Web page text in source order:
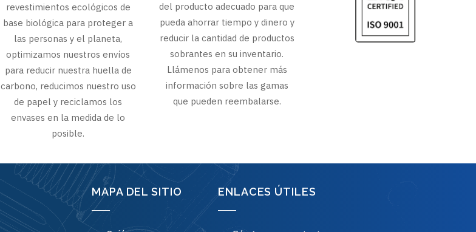
revestimientos ecológicos de
base biológica para proteger a
las personas y el planeta,
optimizamos nuestros envíos
para reducir nuestra huella de
carbono, reducimos nuestro uso
de papel y reciclamos los
envases en la medida de lo
posible.
del producto adecuado para que
pueda ahorrar tiempo y dinero y
reducir la cantidad de productos
sobrantes en su inventario.
Llámenos para obtener más
información sobre las gamas
que pueden reembalarse.
MAPA DEL SITIO ENLACES ÚTILES